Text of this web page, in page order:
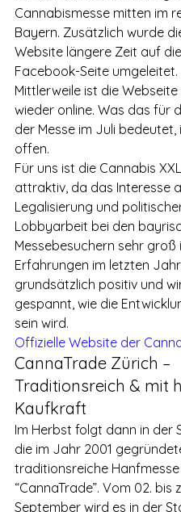
Cannabismesse mitten im
Bayern. Zusätzlich wurde
Website längere Zeit auf die
Facebook-Seite umgeleitet.
Mittlerweile ist die
wieder online. Was das für
der Messe im Juli bedeutet,
offen.
Für uns ist die Cannabis
attraktiv, da das Interesse
Legalisierung und
Lobbyarbeit bei den
Messebesuchern sehr groß
Erfahrungen im letzten
grundsätzlich positiv und
gespannt, wie die
sein wird.
Offizielle Website der
CannaTrade Zürich –
Traditionsreich & mit
Kaufkraft
Im Herbst folgt dann in der
die im Jahr 2001
traditionsreiche Hanfmesse
“CannaTrade”. Vom 02. bis
September wird es in der